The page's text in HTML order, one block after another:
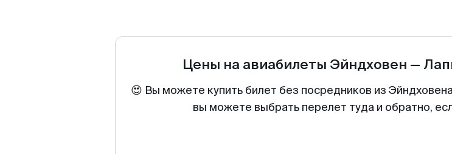
Цены на авиабилеты Эйндховен —
😍 Вы можете купить билет без посредников из
вы можете выбрать перелет туда и обратно,